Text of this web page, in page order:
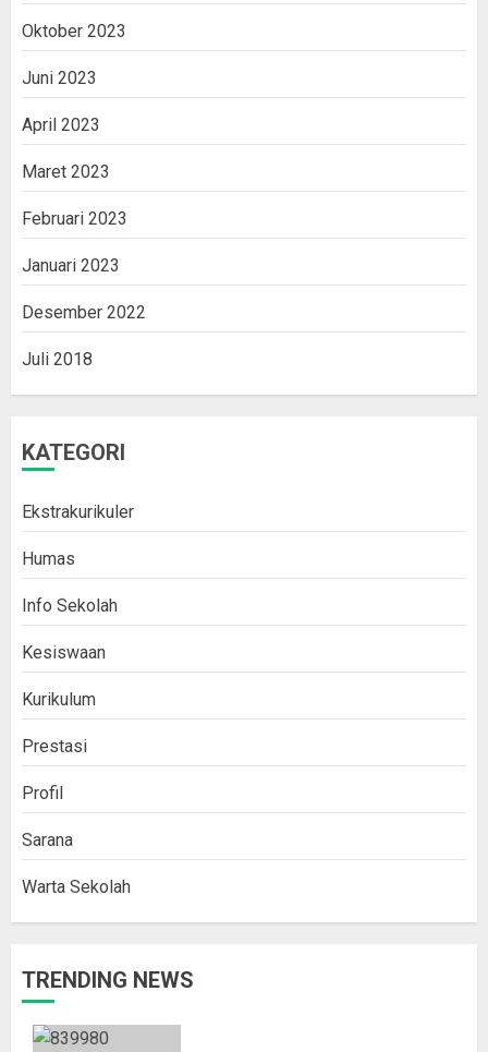
Oktober 2023
Juni 2023
April 2023
Maret 2023
Februari 2023
Januari 2023
Desember 2022
Juli 2018
KATEGORI
Ekstrakurikuler
Humas
Info Sekolah
Kesiswaan
Kurikulum
Prestasi
Profil
Sarana
Warta Sekolah
TRENDING NEWS